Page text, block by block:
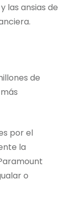
las ansias de
de
por el
la
o